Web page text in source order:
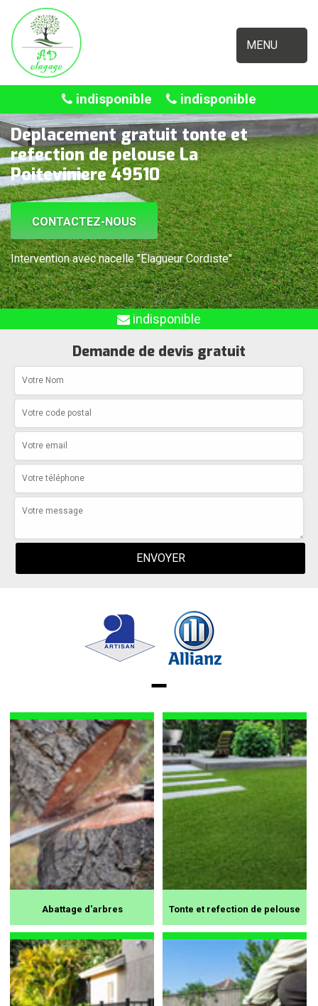
MENU
indisponible indisponible
Deplacement gratuit tonte et
refection de pelouse La
Poiteviniere 49510
CONTACTEZ-NOUS
Intervention avec nacelle "Elagueur Cordiste"
indisponible
Demande de devis gratuit
Abattage d'arbres Tonte et refection de pelouse